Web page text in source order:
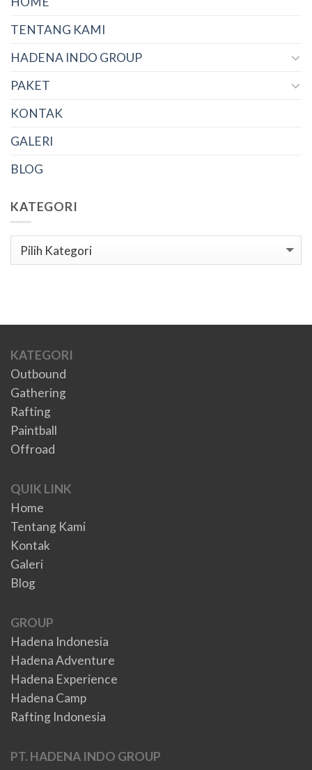
TENTANG KAMI
HADENA INDO GROUP
PAKET
KONTAK
GALERI
BLOG
KATEGORI
Kategori
KATEGORI
Outbound
Gathering
Rafting
Paintball
Offroad
QUIK LINK
Home
Tentang Kami
Kontak
Galeri
Blog
GROUP
Hadena Indonesia
Hadena Adventure
Hadena Experience
Hadena Camp
Rafting Indonesia
PT. HADENA INDO GROUP